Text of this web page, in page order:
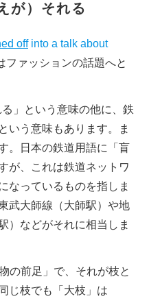
が）それる
offinto a talk about
ファッションの話題へと
」という意味の他に、鉄
いう意味もあります。ま
。日本の鉄道用語に「盲
が、これは鉄道ネットワ
なっているものを指しま
武大師線（大師駅）や地
）などがそれに相当しま
の前足」で、それが枝と
じ枝でも「大枝」は